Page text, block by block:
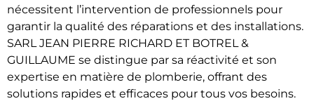
nécessitent l’intervention de professionnels pour
garantir la qualité des réparations et des installations.
SARL JEAN PIERRE RICHARD ET BOTREL &
GUILLAUME se distingue par sa réactivité et son
expertise en matière de plomberie, offrant des
solutions rapides et efficaces pour tous vos besoins.